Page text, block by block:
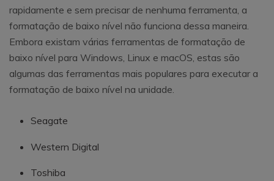
rapidamente e sem precisar de nenhuma ferramenta, a
formatação de baixo nível não funciona dessa maneira.
Embora existam várias ferramentas de formatação de
baixo nível para Windows, Linux e macOS, estas são
algumas das ferramentas mais populares para executar a
formatação de baixo nível na unidade.
Seagate
Western Digital
Toshiba